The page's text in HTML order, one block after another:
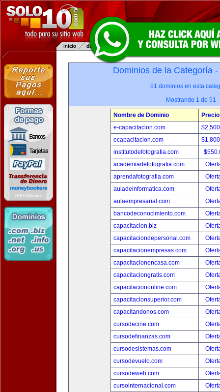
Dominios de la Categoría -
51 dominios en esta
Mostrando 1 de 51
Nombre de Dominio
Precio
e-capacitacion.com
ecapacitacion.com
institutodefotografia.com
academiadefotografia.com
aprendafotografia.com
auladeinformatica.com
aulaempresarial.com
bancodeconocimiento.com
capacitacion.biz
capacitaciondepersonal.com
capacitacionempresas.com
capacitacionencasa.com
capacitaciongratis.com
capacitaciononline.com
capacitacionsuperior.com
capacitandonos.com
cursodecine.com
cursodefinanzas.com
cursodesistemas.com
cursodevuelo.com
cursodeweb.com
cursointernacional.com